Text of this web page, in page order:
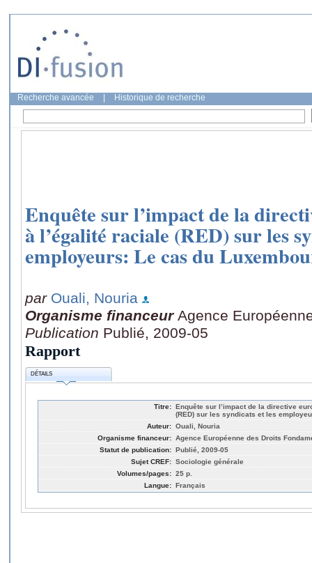
Recherche avancée Historique de recherche
Enquête sur l’impact de la
à l’égalité raciale (RED) sur les
employeurs: Le cas du
par Ouali, Nouria
Organisme financeur Agence
Publication Publié, 2009-05
Rapport
DÉTAILS
Titre: Enquête sur l’impact de la directive
(RED) sur les syndicats et les
Auteur: Ouali, Nouria
Organisme financeur: Agence Européenne des Droits
Statut de publication: Publié, 2009-05
Sujet CREF: Sociologie générale
Volumes/pages: 25 p.
Langue: Français